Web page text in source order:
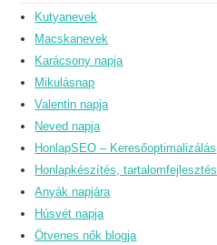
Kutyanevek
Macskanevek
Karácsony napja
Mikulásnap
Valentin napja
Neved napja
HonlapSEO – Keresőoptimalizálás
Honlapkészítés, tartalomfejlesztés
Anyák napjára
Húsvét napja
Ötvenes nők blogja